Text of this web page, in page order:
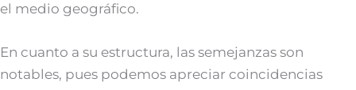
el medio geográfico.
En cuanto a su estructura, las semejanzas son
notables, pues podemos apreciar coincidencias